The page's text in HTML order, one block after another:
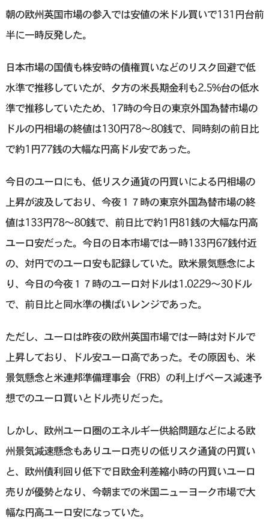
朝の欧州英国市場の参入では安値の米ドル買いで131円台前
半に一時反発した。
日本市場の国債も株安時の債権買いなどのリスク回避で低
水準で推移していたが、夕方の米長期金利も2.5%台の低水
準で推移していたため、17時の今日の東京外国為替市場の
ドルの円相場の終値は130円78～80銭で、同時刻の前日比
で約1円77銭の大幅な円高ドル安であった。
今日のユーロにも、低リスク通貨の円買いによる円相場の
上昇が波及しており、今夜１７時の東京外国為替市場の終
値は133円78～80銭で、前日比で約1円81銭の大幅な円高
ユーロ安だった。今日の日本市場では一時133円67銭付近
の、対円でのユーロ安も記録していた。欧米景気懸念によ
り、今日の今夜１７時のユーロ対ドルは1.0229～30ドル
で、前日比と同水準の横ばいレンジであった。
ただし、ユーロは昨夜の欧州英国市場では一時は対ドルで
上昇しており、ドル安ユーロ高であった。その原因も、米
景気懸念と米連邦準備理事会（FRB）の利上げペース減速予
想でのユーロ買いとドル売りだった。
しかし、欧州ユーロ圏のエネルギー供給問題などによる欧
州景気減速懸念もありユーロ売りの低リスク通貨の円買い
と、欧州債利回り低下で日欧金利差縮小時の円買いユーロ
売りが優勢となり、今朝までの米国ニューヨーク市場で大
幅な円高ユーロ安になっていた。